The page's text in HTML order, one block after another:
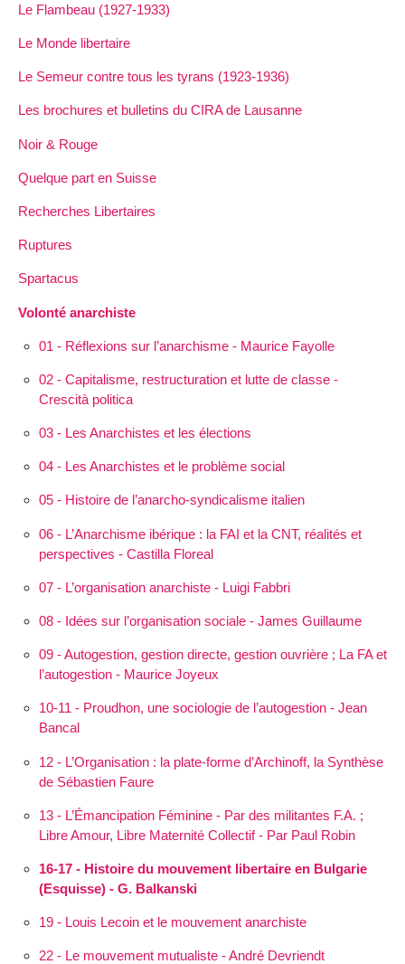
Le Flambeau (1927-1933)
Le Monde libertaire
Le Semeur contre tous les tyrans (1923-1936)
Les brochures et bulletins du CIRA de Lausanne
Noir & Rouge
Quelque part en Suisse
Recherches Libertaires
Ruptures
Spartacus
Volonté anarchiste
01 - Réflexions sur l’anarchisme - Maurice Fayolle
02 - Capitalisme, restructuration et lutte de classe -
Crescità politica
03 - Les Anarchistes et les élections
04 - Les Anarchistes et le problème social
05 - Histoire de l’anarcho-syndicalisme italien
06 - L’Anarchisme ibérique : la FAI et la CNT, réalités et
perspectives - Castilla Floreal
07 - L’organisation anarchiste - Luigi Fabbri
08 - Idées sur l’organisation sociale - James Guillaume
09 - Autogestion, gestion directe, gestion ouvrière ; La FA et
l’autogestion - Maurice Joyeux
10-11 - Proudhon, une sociologie de l’autogestion - Jean
Bancal
12 - L’Orga­nisation : la plate-forme d’Archinoff, la Synthèse
de Sébastien Faure
13 - L’Éman­cipation Féminine - Par des militantes F.A. ;
Libre Amour, Libre Maternité Collectif - Par Paul Robin
16-17 - Histoire du mouvement libertaire en Bulgarie
(Esquisse) - G. Balkanski
19 - Louis Lecoin et le mouvement anarchiste
22 - Le mouvement mutualiste - André Devriendt